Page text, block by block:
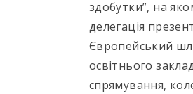
здобутки”, на
делегація
Європейський
освітнього
спрямування,